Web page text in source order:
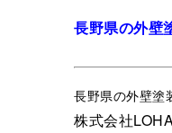
長野県の外壁
長野県の外壁塗
株式会社